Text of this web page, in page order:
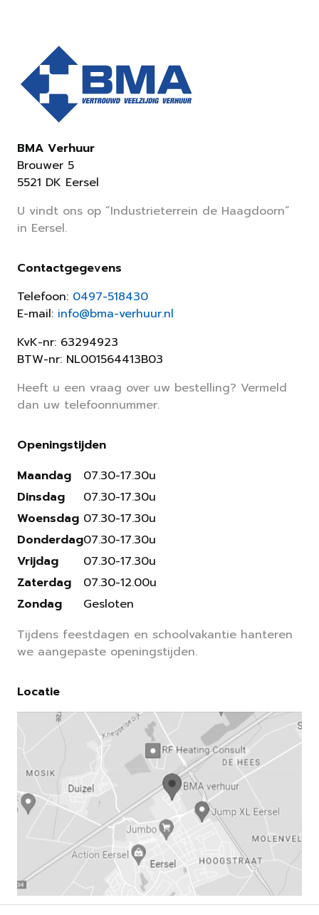
BMA Verhuur
Brouwer 5
5521 DK Eersel
U vindt ons op “Industrieterrein de Haagdoorn”
in Eersel.
Contactgegevens
Telefoon: 0497-518430
E-mail: info@bma-verhuur.nl
KvK-nr: 63294923
BTW-nr: NL001564413B03
Heeft u een vraag over uw bestelling? Vermeld
dan uw telefoonnummer.
Openingstijden
Maandag
Dinsdag
Woensdag
Donderdag
Vrijdag
Zaterdag
Zondag
07.30-17.30u
07.30-17.30u
07.30-17.30u
07.30-17.30u
07.30-17.30u
07.30-12.00u
Gesloten
Tijdens feestdagen en schoolvakantie hanteren
we aangepaste openingstijden.
Locatie